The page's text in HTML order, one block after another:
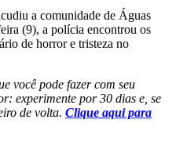
a comunidade de Águas
(9), a polícia encontrou os
de horror e tristeza no
você pode fazer com seu
experimente por 30 dias e, se
de volta. Clique aqui para